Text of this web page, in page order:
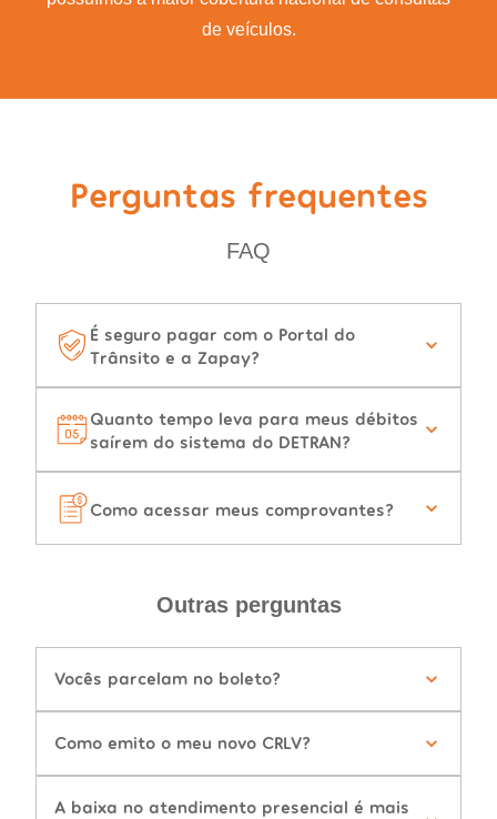
de veículos.
Perguntas frequentes
FAQ
É seguro pagar com o Portal do
Trânsito e a Zapay?
Quanto tempo leva para meus débitos
saírem do sistema do DETRAN?
Como acessar meus comprovantes?
Outras perguntas
Vocês parcelam no boleto?
Como emito o meu novo CRLV?
A baixa no atendimento presencial é mais